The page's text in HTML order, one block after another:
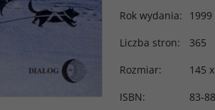
Rok wydania:
1999
Liczba stron:
365
Rozmiar:
145
ISBN: 83-